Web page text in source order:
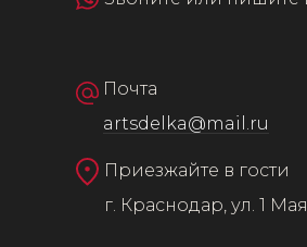
Почта
artsdelka@mail.ru
Приезжайте в гости
г. Краснодар, ул. 1